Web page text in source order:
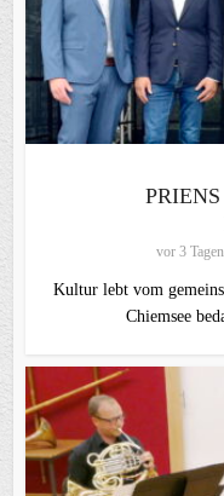
vor 3 Tagen
Kultur lebt vom
Chiemsee